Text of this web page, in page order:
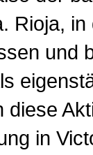
Rioja,
und
diese
in